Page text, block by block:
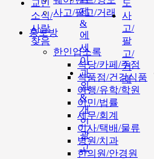
사고/팔고/거래
홍보방
한인업소록
식당/카페/주점
식품점/건강식품
여행/유학/학원
이민/법률
세무/회계
이사/택배/물류
병원/치과
한의원/안경원
교민
소식/
사람
찾음
제
&
에
세
이
과
외
&
개
인
광
고
도
사
고/
팔
고/
거
래